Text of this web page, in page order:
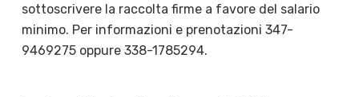
sottoscrivere la raccolta firme a favore del salario
minimo. Per informazioni e prenotazioni 347-
9469275 oppure 338-1785294.